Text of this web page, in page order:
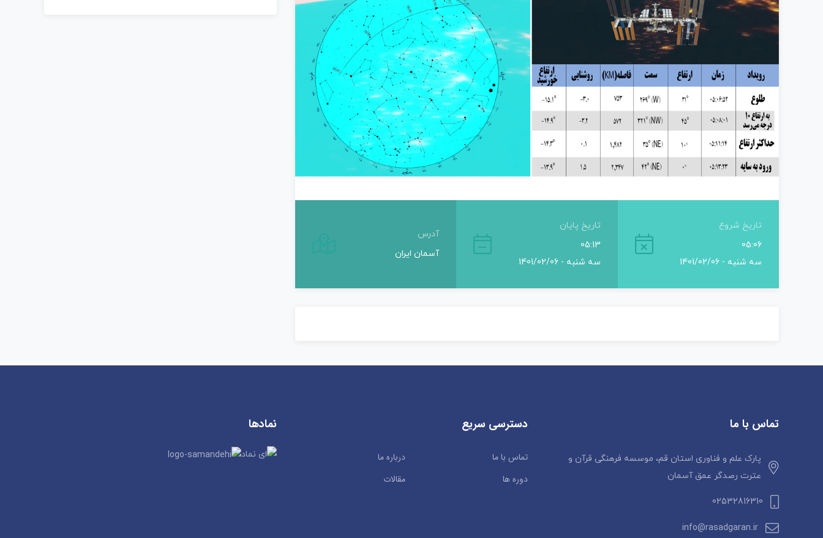
تاریخ شروع
05:06
سه شنبه - 1401/02/06
تاریخ پایان
05:13
سه شنبه - 1401/02/06
آدرس
آسمان ایران
تماس با ما
پارک علم و فناوری استان قم، موسسه فرهنگی قرآن و
عترت رصدگر عمق آسمان
02532816310
info@rasadgaran.ir
دسترسی سریع
تماس با ما
درباره ما
دوره ها
مقالات
نمادها